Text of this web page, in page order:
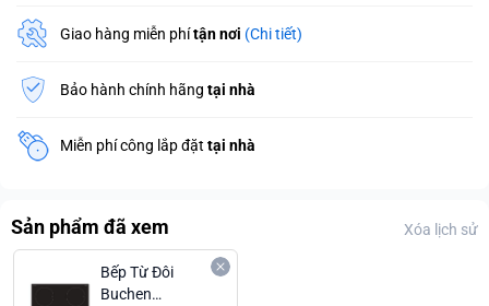
Giao hàng miễn phítận nơi (Chi tiết)
Bảo hành chính hãng tại nhà
Miễn phí công lắp đặt tại nhà
Sản phẩm đã xem Xóa lịch sử
Bếp Từ Đôi
Buchen